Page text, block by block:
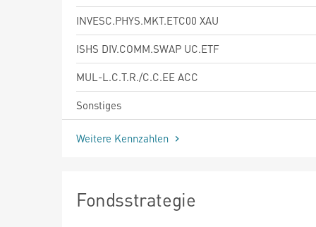
INVESC.PHYS.MKT.ETC00 XAU
ISHS DIV.COMM.SWAP UC.ETF
MUL-L.C.T.R./C.C.EE ACC
Sonstiges
Weitere Kennzahlen
Fondsstrategie